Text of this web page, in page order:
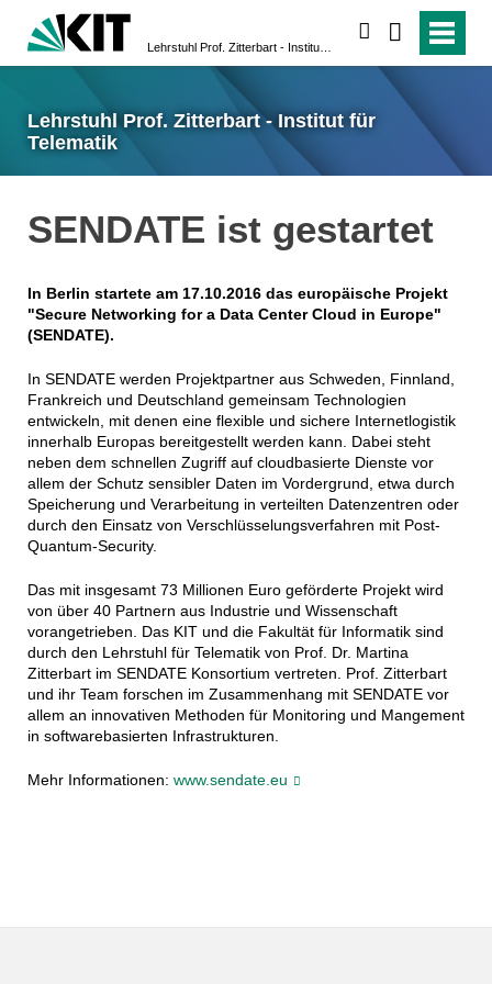
Lehrstuhl Prof. Zitterbart - Institut für
Telematik
SENDATE ist gestartet
In Berlin startete am 17.10.2016 das europäische Projekt
"Secure Networking for a Data Center Cloud in Europe"
(SENDATE).
In SENDATE werden Projektpartner aus Schweden, Finnland,
Frankreich und Deutschland gemeinsam Technologien
entwickeln, mit denen eine flexible und sichere Internetlogistik
innerhalb Europas bereitgestellt werden kann. Dabei steht
neben dem schnellen Zugriff auf cloudbasierte Dienste vor
allem der Schutz sensibler Daten im Vordergrund, etwa durch
Speicherung und Verarbeitung in verteilten Datenzentren oder
durch den Einsatz von Verschlüsselungsverfahren mit Post-
Quantum-Security.
Das mit insgesamt 73 Millionen Euro geförderte Projekt wird
von über 40 Partnern aus Industrie und Wissenschaft
vorangetrieben. Das KIT und die Fakultät für Informatik sind
durch den Lehrstuhl für Telematik von Prof. Dr. Martina
Zitterbart im SENDATE Konsortium vertreten. Prof. Zitterbart
und ihr Team forschen im Zusammenhang mit SENDATE vor
allem an innovativen Methoden für Monitoring und Mangement
in softwarebasierten Infrastrukturen.
Mehr Informationen: www.sendate.eu